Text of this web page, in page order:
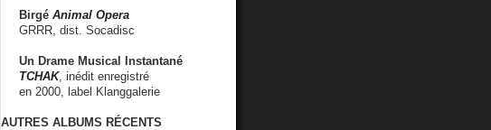
Birgé Animal Opera
GRRR, dist. Socadisc
Un Drame Musical Instantané
TCHAK, inédit enregistré
en 2000, label Klanggalerie
AUTRES ALBUMS RÉCENTS